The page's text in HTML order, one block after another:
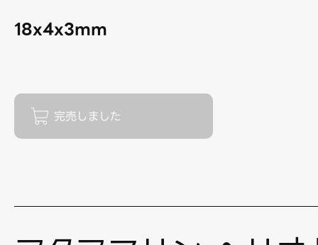
18x4x3mm